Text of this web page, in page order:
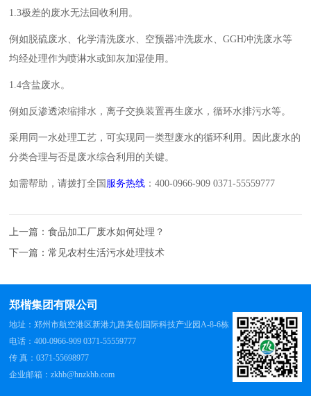
1.3极差的废水无法回收利用。
例如脱硫废水、化学清洗废水、空预器冲洗废水、GGH冲洗废水等
均经处理作为喷淋水或卸灰加湿使用。
1.4含盐废水。
例如反渗透浓缩排水，离子交换装置再生废水，循环水排污水等。
采用同一水处理工艺，可实现同一类型废水的循环利用。因此废水的
分类合理与否是废水综合利用的关键。
如需帮助，请拨打全国 服务热线 ：400-0966-909 0371-55559777
上一篇：食品加工厂废水如何处理？
下一篇：常见农村生活污水处理技术
郑楷集团有限公司
地址：郑州市航空港区新港九路美创国际科技产业园A-8-6栋
电话：400-0966-909 0371-55559777
传 真：0371-55698977
企业邮箱：zkhb@hnzkhb.com